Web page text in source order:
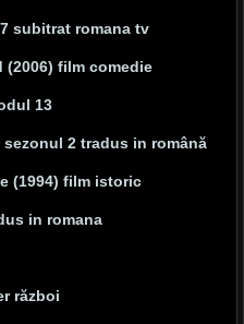
subitrat romana tv
(2006) film comedie
13
2 tradus in română
(1994) film istoric
in romana
război